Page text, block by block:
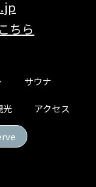
ちら
サウナ
光 アクセス